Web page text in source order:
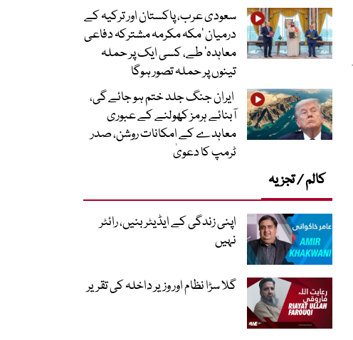
سعودی عرب، پاکستان اور ترکیہ کے
درمیان ’مکہ مکرمہ مشترکہ دفاعی
معاہدہ‘ طے، کسی ایک پر حملہ
تینوں پر حملہ تصور ہوگا
ایران جنگ جلد ختم ہو جائے گی،
آبنائے ہرمز کھولنے کے عبوری
معاہدے کے امکانات روشن، صدر
ٹرمپ کا دعویٰ
کالم / تجزیہ
اپنی زندگی کے ایڈیٹر بنیں، رائٹر
نہیں
گلا سڑا نظام اور وزیر داخلہ کی تقریر